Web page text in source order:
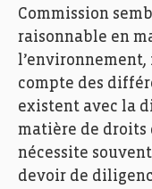
Commission
raisonnable en
compte des
existent avec la
matière de droits
nécessite
devoir de